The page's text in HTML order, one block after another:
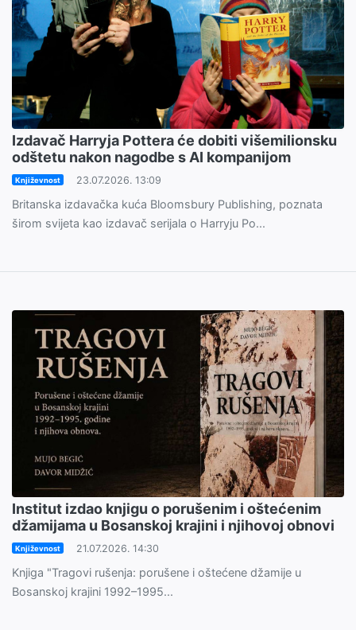
Izdavač Harryja Pottera će dobiti višemilionsku
odštetu nakon nagodbe s AI kompanijom
Književnost 23.07.2026. 13:09
Britanska izdavačka kuća Bloomsbury Publishing, poznata
širom svijeta kao izdavač serijala o Harryju Po...
Institut izdao knjigu o porušenim i oštećenim
džamijama u Bosanskoj krajini i njihovoj obnovi
Književnost 21.07.2026. 14:30
Knjiga "Tragovi rušenja: porušene i oštećene džamije u
Bosanskoj krajini 1992–1995...